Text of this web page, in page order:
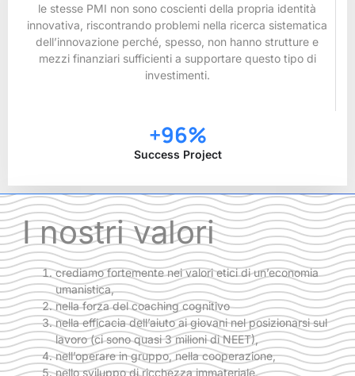
le stesse PMI non sono coscienti della propria identità
innovativa, riscontrando problemi nella ricerca sistematica
dell’innovazione perché, spesso, non hanno strutture e
mezzi finanziari sufficienti a supportare questo tipo di
investimenti.
Success Project
+96%
I nostri valori
crediamo fortemente nei valori etici di un’economia
umanistica,
nella forza del coaching cognitivo
nella efficacia dell’aiuto ai giovani nel posizionarsi sul
lavoro (ci sono quasi 3 milioni di NEET),
nell’operare in gruppo, nella cooperazione,
nello sviluppo di ricchezza immateriale,